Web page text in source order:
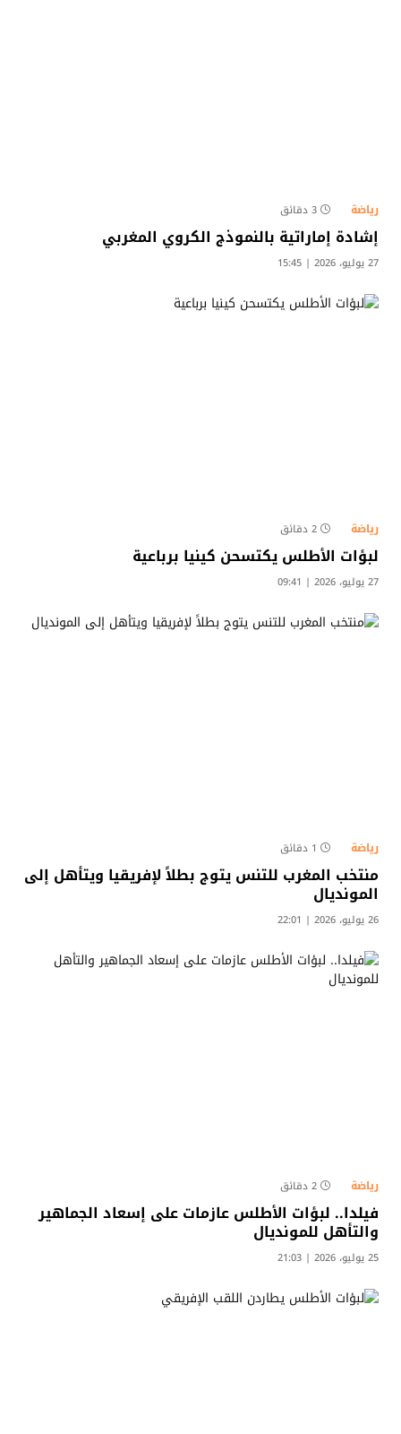
رياضة 3 دقائق
إشادة إماراتية بالنموذج الكروي المغربي
27 يوليو، 2026 | 15:45
رياضة 2 دقائق
لبؤات الأطلس يكتسحن كينيا برباعية
27 يوليو، 2026 | 09:41
رياضة 1 دقائق
منتخب المغرب للتنس يتوج بطلاً لإفريقيا ويتأهل إلى
المونديال
26 يوليو، 2026 | 22:01
رياضة 2 دقائق
فيلدا.. لبؤات الأطلس عازمات على إسعاد الجماهير
والتأهل للمونديال
25 يوليو، 2026 | 21:03